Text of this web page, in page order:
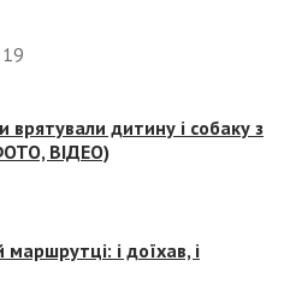
19
дитину і собаку з
ВІДЕО)
і доїхав, і